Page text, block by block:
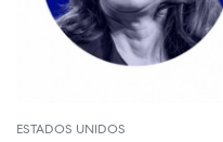
ESTADOS UNIDOS